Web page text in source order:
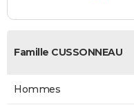
Famille CUSSONNEAU
Hommes